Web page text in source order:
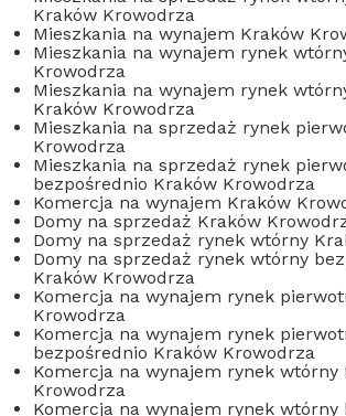
Kraków Krowodrza
Mieszkania na wynajem Kraków
Mieszkania na wynajem rynek
Krowodrza
Mieszkania na wynajem rynek
Kraków Krowodrza
Mieszkania na sprzedaż rynek
Krowodrza
Mieszkania na sprzedaż rynek
bezpośrednio Kraków Krowodrza
Komercja na wynajem Kraków
Domy na sprzedaż Kraków
Domy na sprzedaż rynek wtórny
Domy na sprzedaż rynek wtórny
Kraków Krowodrza
Komercja na wynajem rynek
Krowodrza
Komercja na wynajem rynek
bezpośrednio Kraków Krowodrza
Komercja na wynajem rynek wtórny
Krowodrza
Komercja na wynajem rynek wtórny